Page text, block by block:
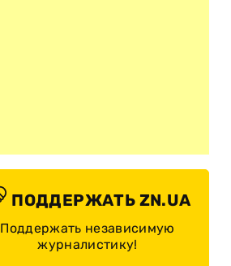
ПОДДЕРЖАТЬ ZN.UA
Поддержать независимую
журналистику!